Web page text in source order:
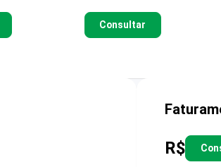
Consultar
R$